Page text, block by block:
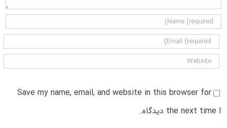
Save my name, email, and website in this browser for
the next time I دیدگاه.